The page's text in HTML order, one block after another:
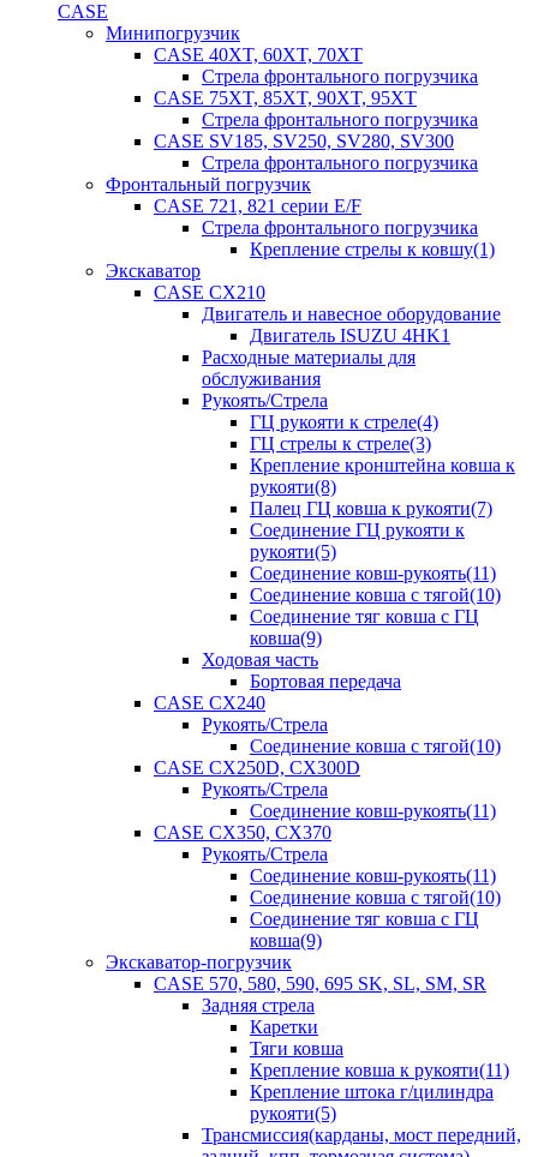
CASE
Минипогрузчик
CASE 40XT, 60XT, 70XT
Стрела фронтального погрузчика
CASE 75XT, 85XT, 90XT, 95XT
Стрела фронтального погрузчика
CASE SV185, SV250, SV280, SV300
Стрела фронтального погрузчика
Фронтальный погрузчик
CASE 721, 821 серии E/F
Стрела фронтального погрузчика
Крепление стрелы к ковшу(1)
Экскаватор
CASE CX210
Двигатель и навесное оборудование
Двигатель ISUZU 4HK1
Расходные материалы для
обслуживания
Рукоять/Стрела
ГЦ рукояти к стреле(4)
ГЦ стрелы к стреле(3)
Крепление кронштейна ковша к
рукояти(8)
Палец ГЦ ковша к рукояти(7)
Соединение ГЦ рукояти к
рукояти(5)
Соединение ковш-рукоять(11)
Соединение ковша с тягой(10)
Соединение тяг ковша с ГЦ
ковша(9)
Ходовая часть
Бортовая передача
CASE CX240
Рукоять/Стрела
Соединение ковша с тягой(10)
CASE CX250D, CX300D
Рукоять/Стрела
Соединение ковш-рукоять(11)
CASE CX350, CX370
Рукоять/Стрела
Соединение ковш-рукоять(11)
Соединение ковша с тягой(10)
Соединение тяг ковша с ГЦ
ковша(9)
Экскаватор-погрузчик
CASE 570, 580, 590, 695 SK, SL, SM, SR
Задняя стрела
Каретки
Тяги ковша
Крепление ковша к рукояти(11)
Крепление штока г/цилиндра
рукояти(5)
Трансмиссия(карданы, мост передний,